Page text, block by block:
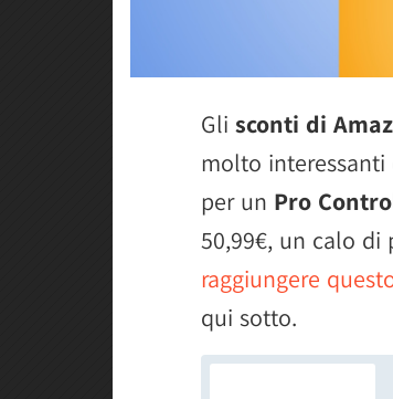
Gli sconti di
molto
per un Pro
50,99€, un calo di
raggiungere
qui sotto.